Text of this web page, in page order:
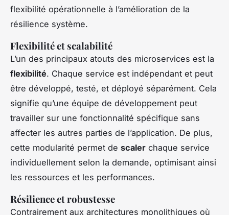
flexibilité opérationnelle à l’amélioration de la
résilience système.
Flexibilité et scalabilité
L’un des principaux atouts des microservices est la
flexibilité. Chaque service est indépendant et peut
être développé, testé, et déployé séparément. Cela
signifie qu’une équipe de développement peut
travailler sur une fonctionnalité spécifique sans
affecter les autres parties de l’application. De plus,
cette modularité permet de scaler chaque service
individuellement selon la demande, optimisant ainsi
les ressources et les performances.
Résilience et robustesse
Contrairement aux architectures monolithiques où